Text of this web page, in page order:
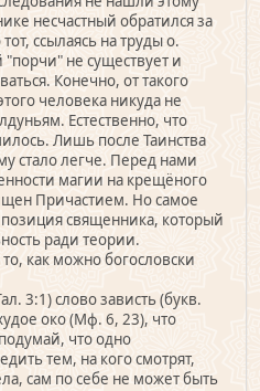
несчастный обратился за
ссылаясь на труды о.
не существует и
Конечно, от такого
человека никуда не
Естественно, что
Лишь после Таинства
стало легче. Перед нами
магии на крещёного
Причастием. Но самое
священника, который
ради теории.
как можно богословски
3:1) слово зависть (букв.
око (Мф. 6, 23), что
что одно
тем, на кого смотрят,
сам по себе не может быть